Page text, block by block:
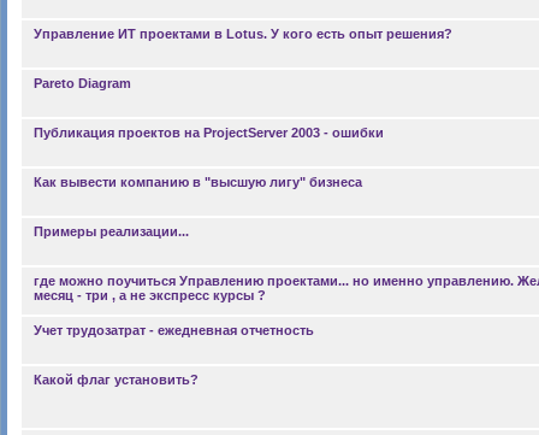
Управление ИТ проектами в Lotus. У кого есть опыт решения?
Pareto Diagram
Публикация проектов на ProjectServer 2003 - ошибки
Как вывести компанию в "высшую лигу" бизнеса
Примеры реализации...
где можно поучиться Управлению проектами... но именно управлению.
месяц - три , а не экспресс курсы ?
Учет трудозатрат - ежедневная отчетность
Какой флаг установить?